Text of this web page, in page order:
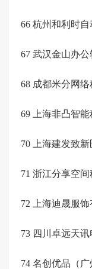
66 杭州和利时自
67 武汉金山办公
68 成都米分网络
69 上海非凸智
70 上海建发致
71 浙江分享空间
72 上海迪晟服
73 四川卓远天
74 名创优品（广